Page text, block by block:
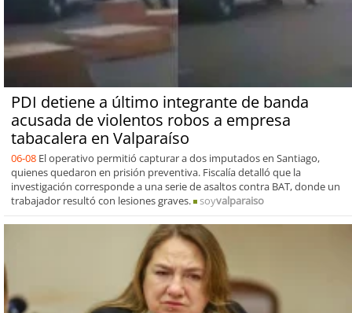
PDI detiene a último integrante de banda
acusada de violentos robos a empresa
tabacalera en Valparaíso
06-08 El operativo permitió capturar a dos imputados en Santiago,
quienes quedaron en prisión preventiva. Fiscalía detalló que la
investigación corresponde a una serie de asaltos contra BAT, donde un
trabajador resultó con lesiones graves.
soyvalparaiso